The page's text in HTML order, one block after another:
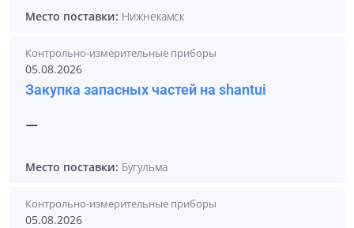
Место поставки: Нижнекамск
Контрольно-измерительные приборы
05.08.2026
Закупка запасных частей на shantui
—
Место поставки: Бугульма
Контрольно-измерительные приборы
05.08.2026